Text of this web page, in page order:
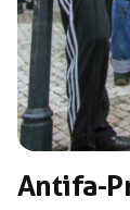
Antifa-